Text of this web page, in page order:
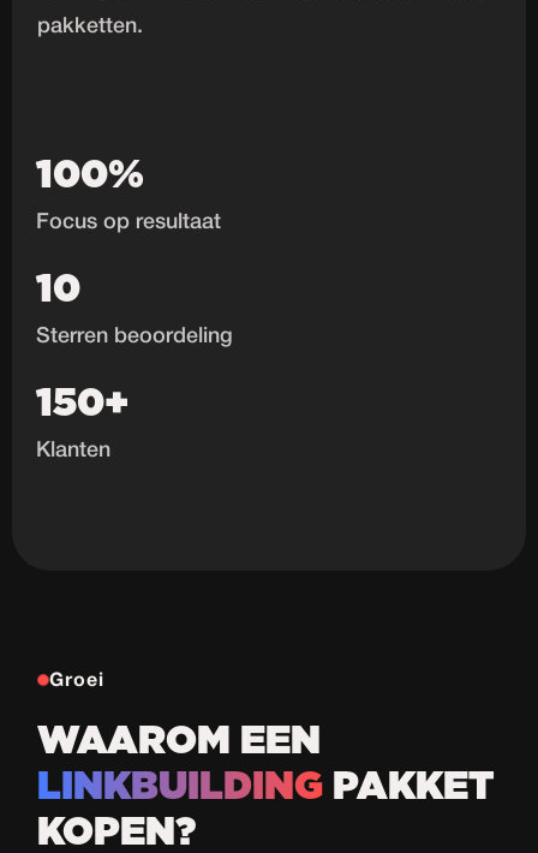
pakketten.
100%
Focus op resultaat
10
Sterren beoordeling
150+
Klanten
Groei
WAAROM EEN
LINKBUILDING PAKKET
KOPEN?